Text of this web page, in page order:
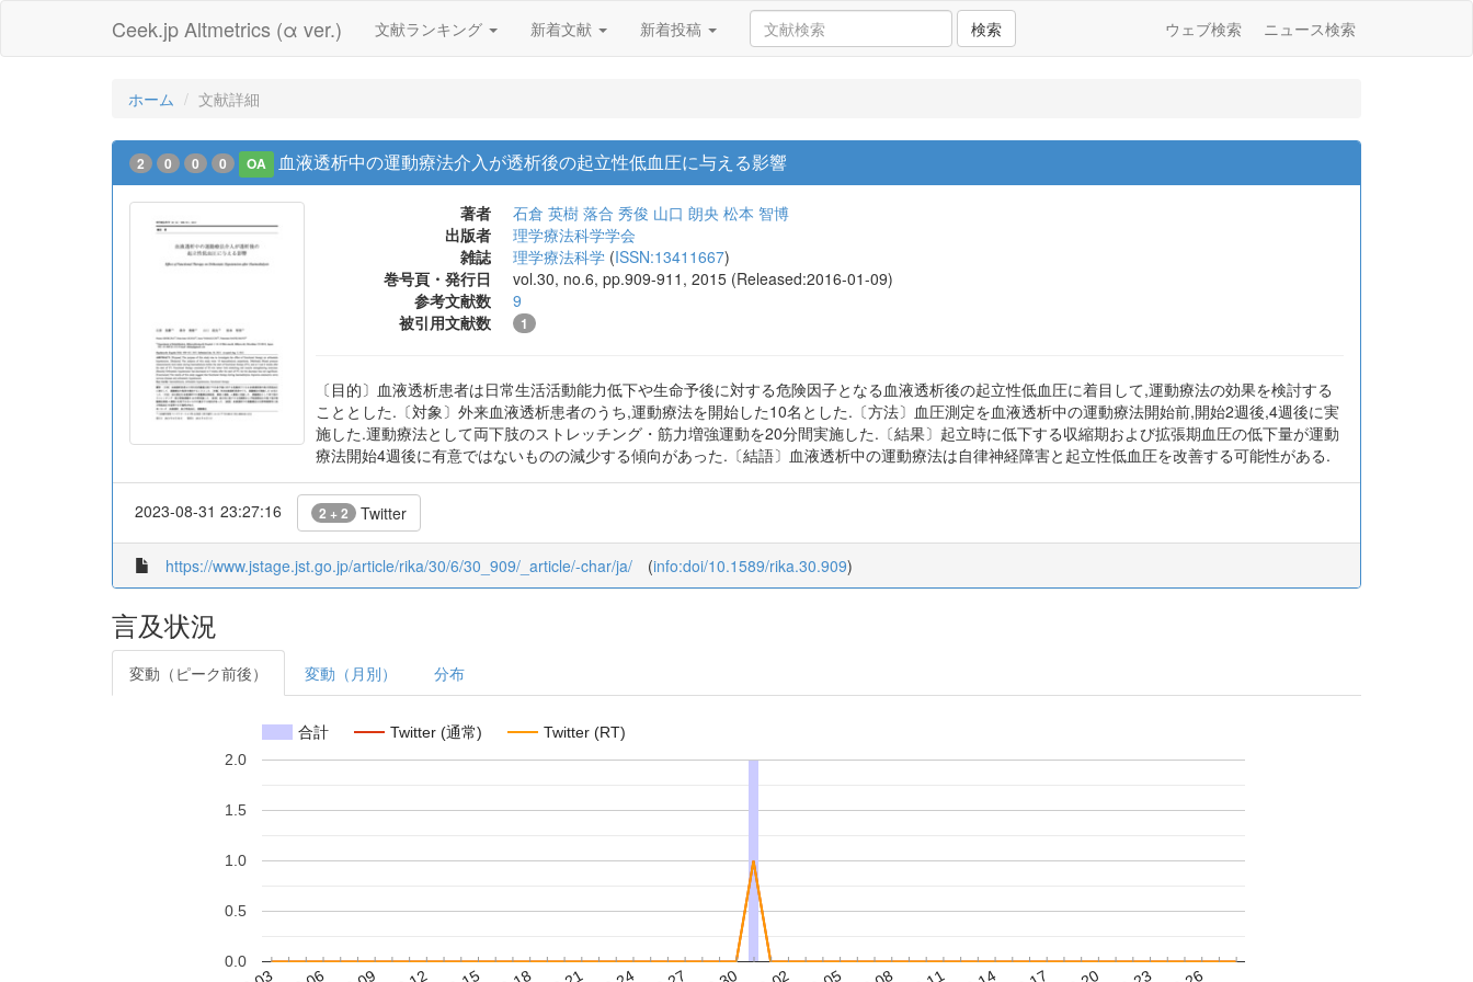
Ceek.jp Altmetrics (α ver.) 文献ランキング 新着文献 新着投稿 検索 ウェブ検索 ニュース検索
ホーム 文献詳細
2 0 0 0 OA 血液透析中の運動療法介入が透析後の起立性低血圧に与える影響
著者 石倉 英樹 落合 秀俊 山口 朗央 松本 智博
出版者
理学療法科学学会
雑誌
理学療法科学 (ISSN:13411667)
巻号頁・発行日
vol.30, no.6, pp.909-911, 2015 (Released:2016-01-09)
参考文献数
9
被引用文献数
1
〔目的〕血液透析患者は日常生活活動能力低下や生命予後に対する危険因子となる血液透析後の起立性低血圧に着目して,運動療法の効果を検討する
こととした.〔対象〕外来血液透析患者のうち,運動療法を開始した10名とした.〔方法〕血圧測定を血液透析中の運動療法開始前,開始2週後,4週後に実
施した.運動療法として両下肢のストレッチング・筋力増強運動を20分間実施した.〔結果〕起立時に低下する収縮期および拡張期血圧の低下量が運動
療法開始4週後に有意ではないものの減少する傾向があった.〔結語〕血液透析中の運動療法は自律神経障害と起立性低血圧を改善する可能性がある.
2023-08-31 23:27:16 2 + 2 Twitter
https://www.jstage.jst.go.jp/article/rika/30/6/30_909/_article/-char/ja/ (info:doi/10.1589/rika.30.909)
言及状況
変動（ピーク前後） 変動（月別） 分布
合計 Twitter (通常) Twitter (RT)
0.0
0.5
1.0
1.5
2.0